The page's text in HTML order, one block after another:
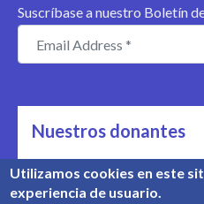
Suscríbase a nuestro Boletín
Nuestros donantes
Nos apoyan
Conozca nuestros donantes
Utilizamos cookies en este
experiencia de usuario.